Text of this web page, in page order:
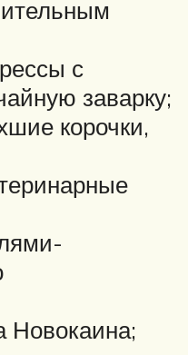
с
заварку;
корочки,
Новокаина;